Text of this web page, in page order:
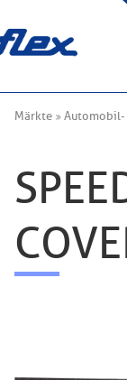
Märkte Automobil-